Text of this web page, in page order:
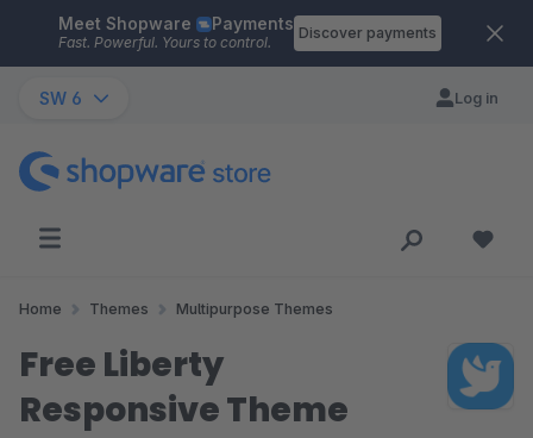
Skip to main content
Meet Shopware Payments
Fast. Powerful. Yours to control.
Discover payments
SW 6 Log in
Home Themes Multipurpose Themes
Free Liberty
Responsive Theme